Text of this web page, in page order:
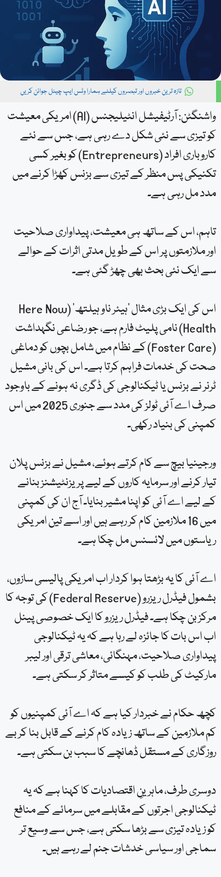
تازہ ترین خبروں اور تبصروں کیلئے ہمارا وٹس ایپ چینل جوائن کریں
واشنگٹن: آرٹیفیشل انٹیلیجنس (AI) امریکی معیشت
کو تیزی سے نئی شکل دے رہی ہے، جس سے نئے
کاروباری افراد (Entrepreneurs) کو بغیر کسی
تکنیکی پس منظر کے تیزی سے بزنس کھڑا کرنے میں
مدد مل رہی ہے۔
تاہم، اس کے ساتھ ہی معیشت، پیداواری صلاحیت
اور ملازمتوں پر اس کے طویل مدتی اثرات کے حوالے
سے ایک نئی بحث بھی چھڑ گئی ہے۔
اس کی ایک بڑی مثال ‘ہیئر ناو ہیلتھ’ (Here Now
Health) نامی پلیٹ فارم ہے، جو رضاعی نگہداشت
(Foster Care) کے نظام میں شامل بچوں کو دماغی
صحت کی خدمات فراہم کرتا ہے۔ اس کی بانی مشیل
ٹرنر نے بزنس یا ٹیکنالوجی کی ڈگری نہ ہونے کے باوجود
صرف اے آئی ٹولز کی مدد سے جنوری 2025 میں اس
کمپنی کی بنیاد رکھی۔
ورجینیا بیچ سے کام کرتے ہوئے، مشیل نے بزنس پلان
تیار کرنے اور سرمایہ کاروں کے لیے پریزنٹیشنز بنانے
کے لیے اے آئی کو اپنا مشیر بنایا۔ آج ان کی کمپنی
میں 16 ملازمین کام کر رہے ہیں اور اسے تین امریکی
ریاستوں میں لائسنس مل چکا ہے۔
اے آئی کا یہ بڑھتا ہوا کردار اب امریکی پالیسی سازوں،
بشمول فیڈرل ریزرو (Federal Reserve) کی توجہ کا
مرکز بن چکا ہے۔ فیڈرل ریزرو کا ایک خصوصی پینل
اب اس بات کا جائزہ لے رہا ہے کہ یہ ٹیکنالوجی
پیداواری صلاحیت، مہنگائی، معاشی ترقی اور لیبر
مارکیٹ کی طلب کو کیسے متاثر کر سکتی ہے۔
کچھ حکام نے خبردار کیا ہے کہ اے آئی کمپنیوں کو
کم ملازمین کے ساتھ زیادہ کام کرنے کے قابل بنا کر بے
روزگاری کے مستقل ڈھانچے کا سبب بن سکتی ہے۔
دوسری طرف، ماہرینِ اقتصادیات کا کہنا ہے کہ یہ
ٹیکنالوجی اجرتوں کے مقابلے میں سرمائے کے منافع
کو زیادہ تیزی سے بڑھا سکتی ہے، جس سے وسیع تر
سماجی اور سیاسی خدشات جنم لے رہے ہیں۔